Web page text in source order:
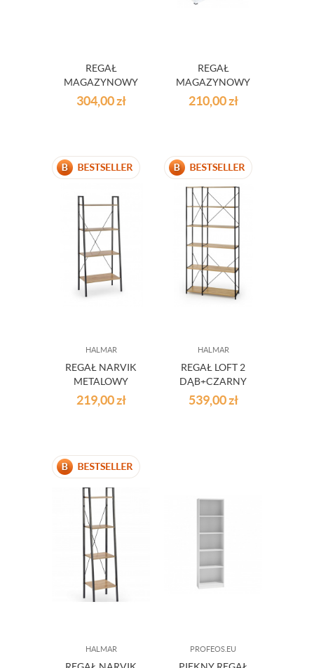
REGAŁ
MAGAZYNOWY
WARSZTATOWY
SKŁADANY
304,00zł
REGAŁ
MAGAZYNOWY
WARSZTATOWY 5
PÓŁEK
210,00zł
HALMAR
REGAŁ NARVIK
METALOWY
CZARNY + DĄB
219,00zł
HALMAR
REGAŁ LOFT 2
DĄB+CZARNY
539,00zł
HALMAR PROFEOS.EU